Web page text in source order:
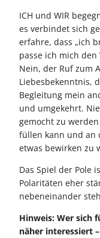
ICH und WIR
es verbindet sich
erfahre, dass „ich
passe ich mich den
Nein, der Ruf zum
Liebesbekenntnis,
Begleitung mein
und umgekehrt.
gemocht zu
füllen kann und an
etwas bewirken zu
Das Spiel der Pole
Polaritäten eher
nebeneinander
Hinweis: Wer sich
näher interessiert